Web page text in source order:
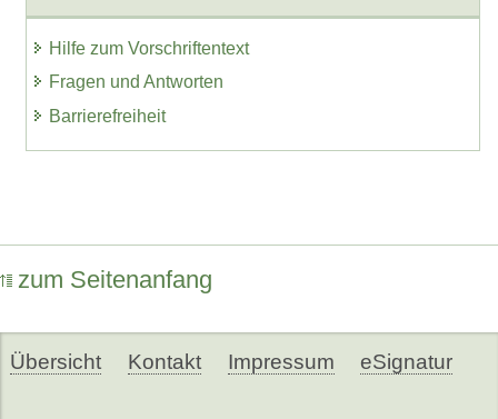
Hilfe zum Vorschriftentext
Fragen und Antworten
Barrierefreiheit
zum Seitenanfang
Übersicht Kontakt Impressum eSignatur